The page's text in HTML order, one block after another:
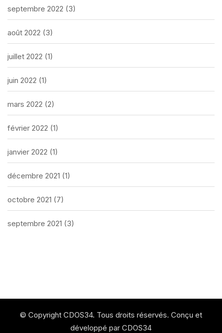
septembre 2022 (3)
août 2022 (3)
juillet 2022 (1)
juin 2022 (1)
mars 2022 (2)
février 2022 (1)
janvier 2022 (1)
décembre 2021 (1)
octobre 2021 (7)
septembre 2021 (3)
© Copyright CDOS34. Tous droits réservés. Conçu et
développé par CDOS34